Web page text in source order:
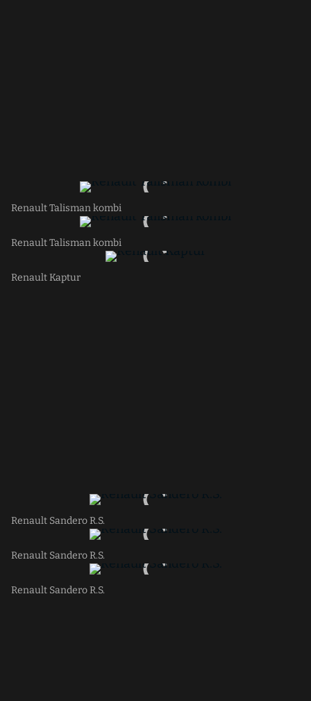
Renault Talisman kombi
Renault Talisman kombi
Renault Kaptur
Renault Sandero R.S.
Renault Sandero R.S.
Renault Sandero R.S.